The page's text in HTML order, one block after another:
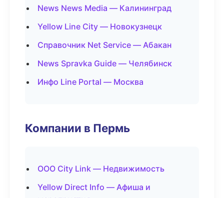
News News Media — Калининград
Yellow Line City — Новокузнецк
Справочник Net Service — Абакан
News Spravka Guide — Челябинск
Инфо Line Portal — Москва
Компании в Пермь
ООО City Link — Недвижимость
Yellow Direct Info — Афиша и